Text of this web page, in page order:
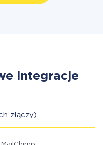
integracje
złączy)